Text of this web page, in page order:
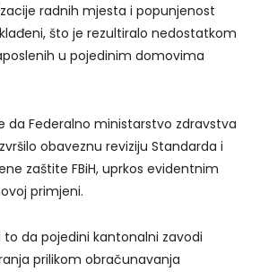
radnih mjesta i popunjenost
što je rezultiralo nedostatkom
u pojedinim domovima
da Federalno ministarstvo zdravstva
obaveznu reviziju Standarda i
zaštite FBiH, uprkos evidentnim
primjeni.
to da pojedini kantonalni zavodi
prilikom obračunavanja